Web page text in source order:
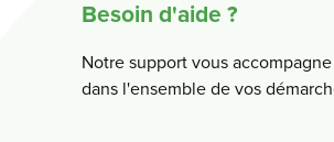
Besoin d'aide ?
Notre support vous accompagne
dans l'ensemble de vos